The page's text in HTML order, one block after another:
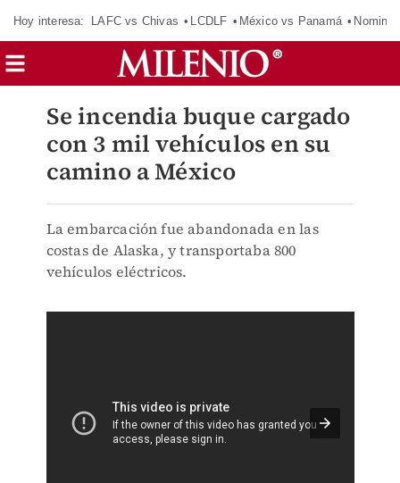
Hoy interesa: LAFC vs Chivas LCDLF México vs Panamá
Se incendia buque cargado
con 3 mil vehículos en su
camino a México
La embarcación fue abandonada en las
costas de Alaska, y transportaba 800
vehículos eléctricos.